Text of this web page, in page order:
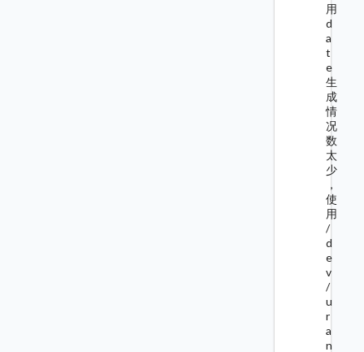
用
d
a
t
e
生
成
情
况
数
太
少
，
使
用
/
d
e
v
/
u
r
a
n